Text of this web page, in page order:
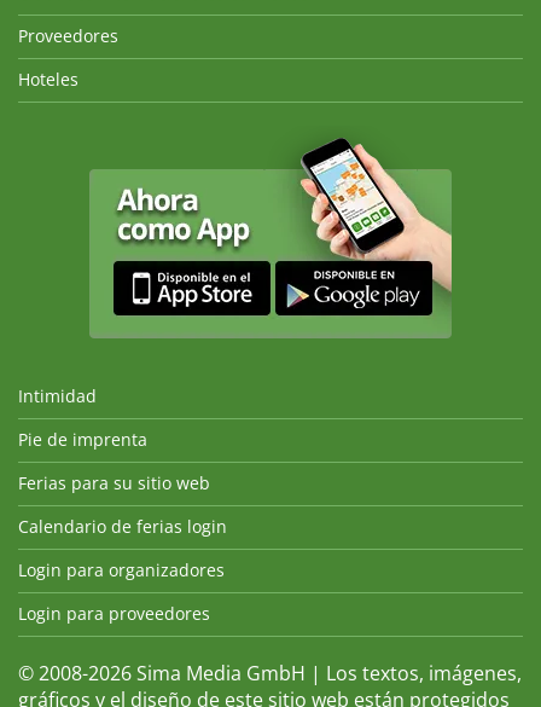
Proveedores
Hoteles
Intimidad
Pie de imprenta
Ferias para su sitio web
Calendario de ferias login
Login para organizadores
Login para proveedores
© 2008-2026 Sima Media GmbH | Los textos, imágenes,
gráficos y el diseño de este sitio web están protegidos